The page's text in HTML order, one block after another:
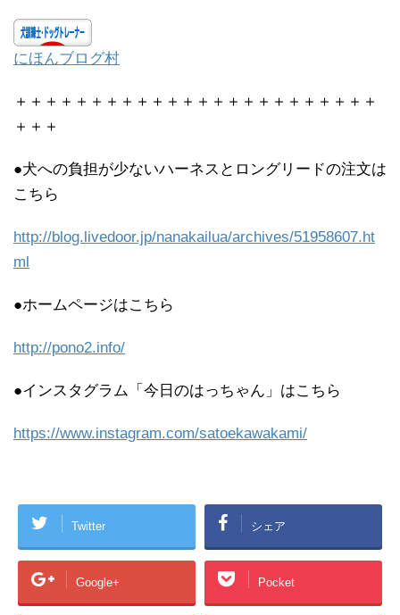
にほんブログ村
＋＋＋＋＋＋＋＋＋＋＋＋＋＋＋＋＋＋＋＋＋＋＋＋
＋＋＋
●犬への負担が少ないハーネスとロングリードの注文は
こちら
http://blog.livedoor.jp/nanakailua/archives/51958607.ht
ml
●ホームページはこちら
http://pono2.info/
●インスタグラム「今日のはっちゃん」はこちら
https://www.instagram.com/satoekawakami/
Twitter シェア
Google+ Pocket